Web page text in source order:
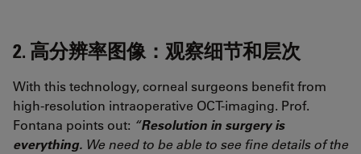
2. 高分辨率图像：观察细节和层次
With this technology, corneal surgeons benefit from
high-resolution intraoperative OCT-imaging. Prof.
Fontana points out: “Resolution in surgery is
everything. We need to be able to see fine details of the